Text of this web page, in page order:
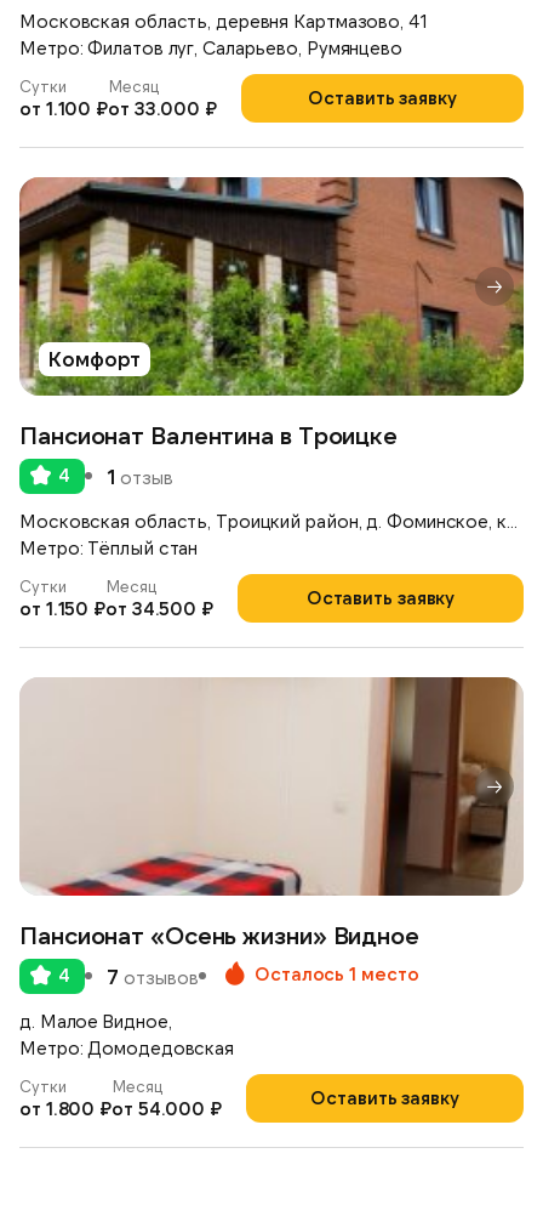
Московская область, деревня Картмазово, 41
Метро: Филатов луг, Саларьево, Румянцево
Оставить заявку
Сутки
от 1.100 ₽
Месяц
от 33.000 ₽
Комфорт
Пансионат Валентина в Троицке
4 1 отзыв
Метро: Тёплый стан
Оставить заявку
Сутки
от 1.150 ₽
Месяц
от 34.500 ₽
Пансионат «Осень жизни» Видное
4 7 отзывов Осталось 1 место
д. Малое Видное,
Метро: Домодедовская
Оставить заявку
Сутки
от 1.800 ₽
Месяц
от 54.000 ₽